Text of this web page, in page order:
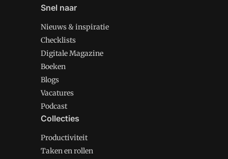
Snel naar
Nieuws & inspiratie
Checklists
Digitale Magazine
Boeken
Blogs
Vacatures
Podcast
Collecties
Productiviteit
Taken en rollen